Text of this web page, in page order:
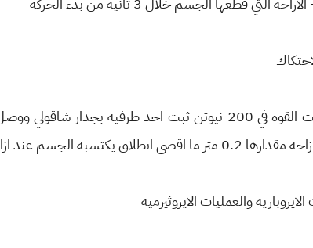
ازالة القوة الكابسة
والعمليات الايزوثيرميه